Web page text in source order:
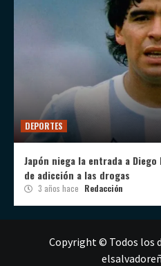
DEPORTES
Japón niega la entrada a
de adicción a las drogas
3 años hace Redacción
Copyright © Todos los